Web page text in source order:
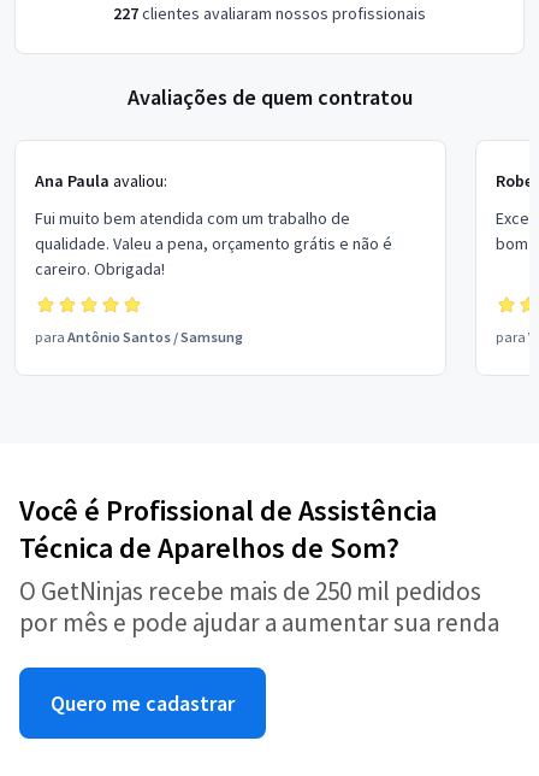
227clientes avaliaram nossos profissionais
Avaliações de quem contratou
Ana Paula avaliou:
Fui muito bem atendida com um trabalho de
qualidade. Valeu a pena, orçamento grátis e não é
careiro. Obrigada!
para Antônio Santos /Samsung
bom
para
Você é Profissional de Assistência
Técnica de Aparelhos de Som?
O GetNinjas recebe mais de 250 mil pedidos
por mês e pode ajudar a aumentar sua renda
Quero me cadastrar